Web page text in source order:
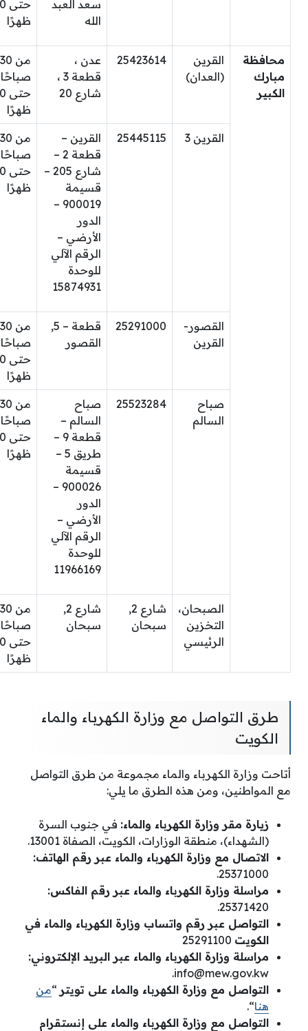
سعد العبد
الله
ظهرًا
محافظة
مبارك
الكبير
القرين
(العدان)
25423614
عدن ،
قطعة 3 ،
شارع 20
من
صباحًا
ظهرًا
القرين 3 25445115
القرين –
قطعة 2 –
شارع 205 –
قسيمة
900019 –
الدور
الأرضي –
الرقم الآلي
للوحدة
15874931
من
صباحًا
ظهرًا
القصور-
القرين
25291000
قطعة – 5,
القصور
من
صباحًا
ظهرًا
صباح
السالم
25523284
صباح
السالم –
قطعة 9 –
طريق 5 –
قسيمة
900026 –
الدور
الأرضي –
الرقم الآلي
للوحدة
11966169
من
صباحًا
ظهرًا
الصبحان،
التخزين
الرئيسي
شارع 2,
سبحان
شارع 2,
سبحان
من
صباحًا
ظهرًا
طرق التواصل مع وزارة الكهرباء والماء
الكويت
أتاحت وزارة الكهرباء والماء مجموعة من طرق التواصل
مع المواطنين، ومن هذه الطرق ما يلي:
زيارة مقر وزارة الكهرباء والماء: في جنوب السرة
(الشهداء)، منطقة الوزارات، الكويت، الصفاة 13001.
الاتصال مع وزارة الكهرباء والماء عبر رقم الهاتف:
25371000.
مراسلة وزارة الكهرباء والماء عبر رقم الفاكس:
25371420.
التواصل عبر رقم واتساب وزارة الكهرباء والماء في
الكويت
مراسلة وزارة الكهرباء والماء عبر البريد الإلكتروني:
info@mew.gov.kw
.
التواصل مع وزارة الكهرباء والماء على تويتر “من
هنا“.
التواصل مع وزارة الكهرباء والماء على إنستقرام